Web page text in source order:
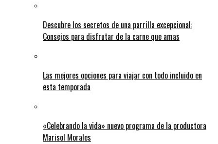
Descubre los secretos de una parrilla excepcional:
Consejos para disfrutar de la carne que amas
Las mejores opciones para viajar con todo incluido en
esta temporada
«Celebrando la vida» nuevo programa de la productora
Marisol Morales